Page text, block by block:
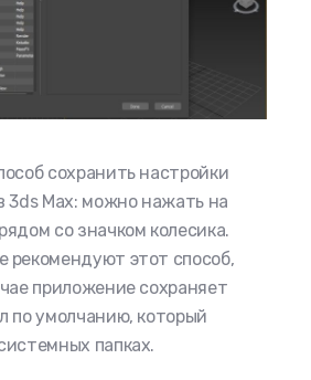
сохранить настройки
3ds Max: можно нажать на
со значком колесика.
рекомендуют этот способ,
приложение сохраняет
по умолчанию, который
папках.